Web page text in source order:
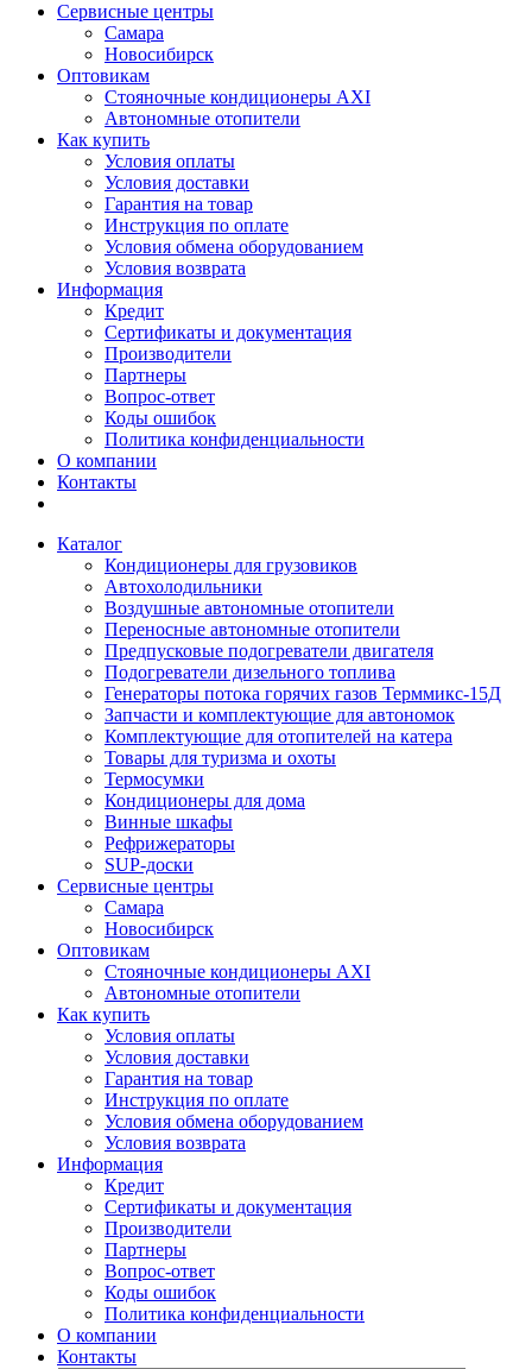
Сервисные центры
Самара
Новосибирск
Оптовикам
Стояночные кондиционеры AXI
Автономные отопители
Как купить
Условия оплаты
Условия доставки
Гарантия на товар
Инструкция по оплате
Условия обмена оборудованием
Условия возврата
Информация
Кредит
Сертификаты и документация
Производители
Партнеры
Вопрос-ответ
Коды ошибок
Политика конфиденциальности
О компании
Контакты
Каталог
Кондиционеры для грузовиков
Автохолодильники
Воздушные автономные отопители
Переносные автономные отопители
Предпусковые подогреватели двигателя
Подогреватели дизельного топлива
Генераторы потока горячих газов Терммикс-15Д
Запчасти и комплектующие для автономок
Комплектующие для отопителей на катера
Товары для туризма и охоты
Термосумки
Кондиционеры для дома
Винные шкафы
Рефрижераторы
SUP-доски
Сервисные центры
Самара
Новосибирск
Оптовикам
Стояночные кондиционеры AXI
Автономные отопители
Как купить
Условия оплаты
Условия доставки
Гарантия на товар
Инструкция по оплате
Условия обмена оборудованием
Условия возврата
Информация
Кредит
Сертификаты и документация
Производители
Партнеры
Вопрос-ответ
Коды ошибок
Политика конфиденциальности
О компании
Контакты